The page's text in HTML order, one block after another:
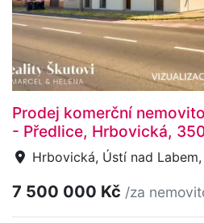
Prodej komerční
- Předlice, Hrbovická,
Hrbovická, Ústí nad
7 500 000 Kč /za